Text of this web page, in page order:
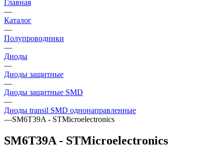
Главная
—
Каталог
—
Полупроводники
—
Диоды
—
Диоды защитные
—
Диоды защитные SMD
—
Диоды transil SMD однонаправленные
—SM6T39A - STMicroelectronics
SM6T39A - STMicroelectronics